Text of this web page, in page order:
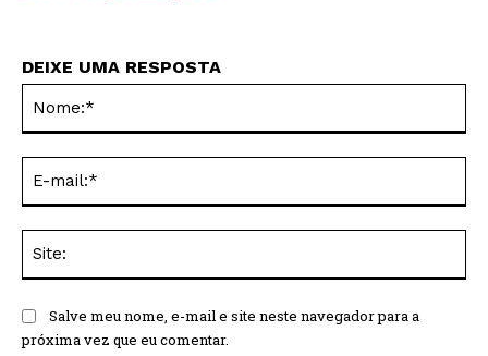
DEIXE UMA RESPOSTA
Salve meu nome, e-mail e site neste navegador para a
próxima vez que eu comentar.